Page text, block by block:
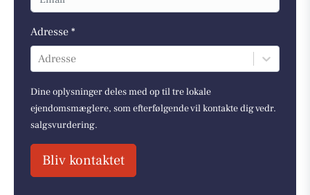
Adresse *
Adresse
Dine oplysninger deles med op til tre lokale
ejendomsmæglere, som efterfølgende vil kontakte dig vedr.
salgsvurdering.
Bliv kontaktet